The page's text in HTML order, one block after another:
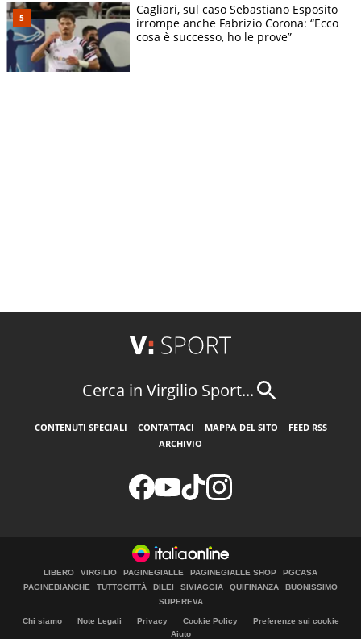
Cagliari, sul caso Sebastiano Esposito
irrompe anche Fabrizio Corona: “Ecco
cosa è successo, ho le prove”
Cerca in Virgilio Sport...
CONTENUTI SPECIALI CONTATTACI MAPPA DEL SITO
FEED RSS
ARCHIVIO
LIBERO VIRGILIO PAGINEGIALLE PAGINEGIALLE SHOP
PGCASA
PAGINEBIANCHE
TUTTOCITTÀ DILEI SIVIAGGIA QUIFINANZA
BUONISSIMO
SUPEREVA
Chi siamo Note Legali Privacy Cookie Policy
Preferenze sui cookie
Aiuto